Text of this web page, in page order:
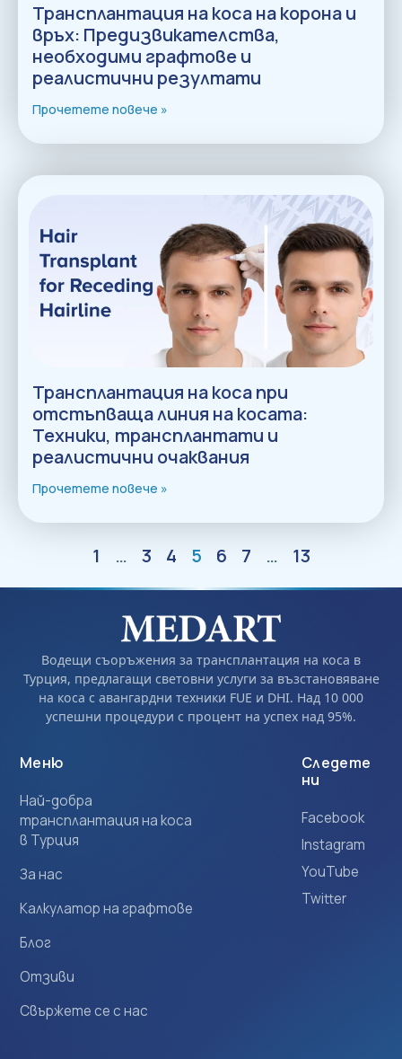
Трансплантация на коса на корона и
връх: Предизвикателства,
необходими графтове и
реалистични резултати
Прочетете повече »
Трансплантация на коса при
отстъпваща линия на косата:
Техники, трансплантати и
реалистични очаквания
Прочетете повече »
1 … 3 4 5 6 7 … 13
Водещи съоръжения за трансплантация на коса в
Турция, предлагащи световни услуги за възстановяване
на коса с авангардни техники FUE и DHI. Над 10 000
успешни процедури с процент на успех над 95%.
Меню
Най-добра
трансплантация на коса
в Турция
За нас
Калкулатор на графтове
Блог
Отзиви
Свържете се с нас
Следете
ни
Facebook
Instagram
YouTube
Twitter